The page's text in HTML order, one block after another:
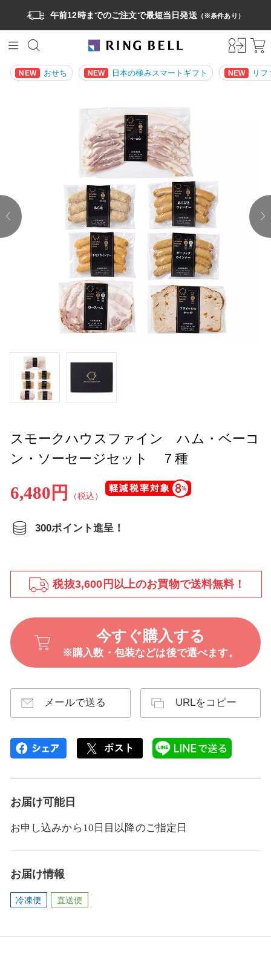
午前12時までのご注文で最短当日発送（※条件あり）
NEW おせち NEW 日本の極みスマートギフト NEW リ
prev
スモークハウスファイン ハム・ベーコ
ン・ソーセージセット ７種
6,480円 （税込）
300ポイント進呈！
税抜3,600円以上のお買物で送料無料！
今すぐ購入する
※購入数・包装などは後で選べます。
メールで送る URLをコピー
お届け可能日
お申し込みから10日目以降のご指定日
お届け情報
冷凍便 直送便